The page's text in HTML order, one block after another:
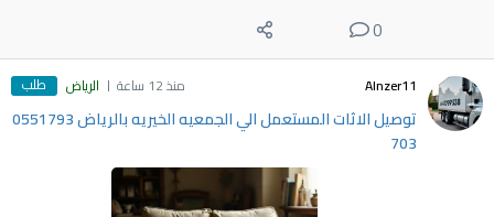
0
Alnzer11 منذ 12 ساعة الرياض طلب
توصيل الاثات المستعمل الي الجمعيه الخيريه بالرياض 0551793
703